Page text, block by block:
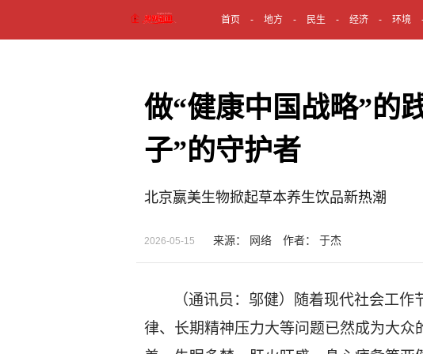
首页 地方 民生 经济 环境
做“健康中国战略”的
子”的守护者
北京嬴美生物掀起草本养生饮品新热潮
2026-05-15 来源： 网络 作者： 于杰
（通讯员： 邬健）随着现代社会工作
律、长期精神压力大等问题已然成为大众